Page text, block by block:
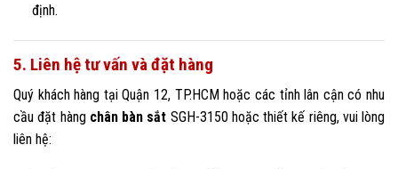
định.
5. Liên hệ tư vấn và đặt hàng
Quý khách hàng tại Quận 12, TP.HCM hoặc các tỉnh lân cận có nhu
cầu đặt hàng chân bàn sắt SGH-3150 hoặc thiết kế riêng, vui lòng
liên hệ: